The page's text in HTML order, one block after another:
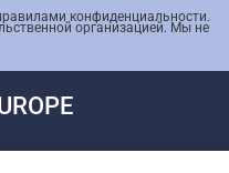
конфиденциальности.
организацией. Мы не